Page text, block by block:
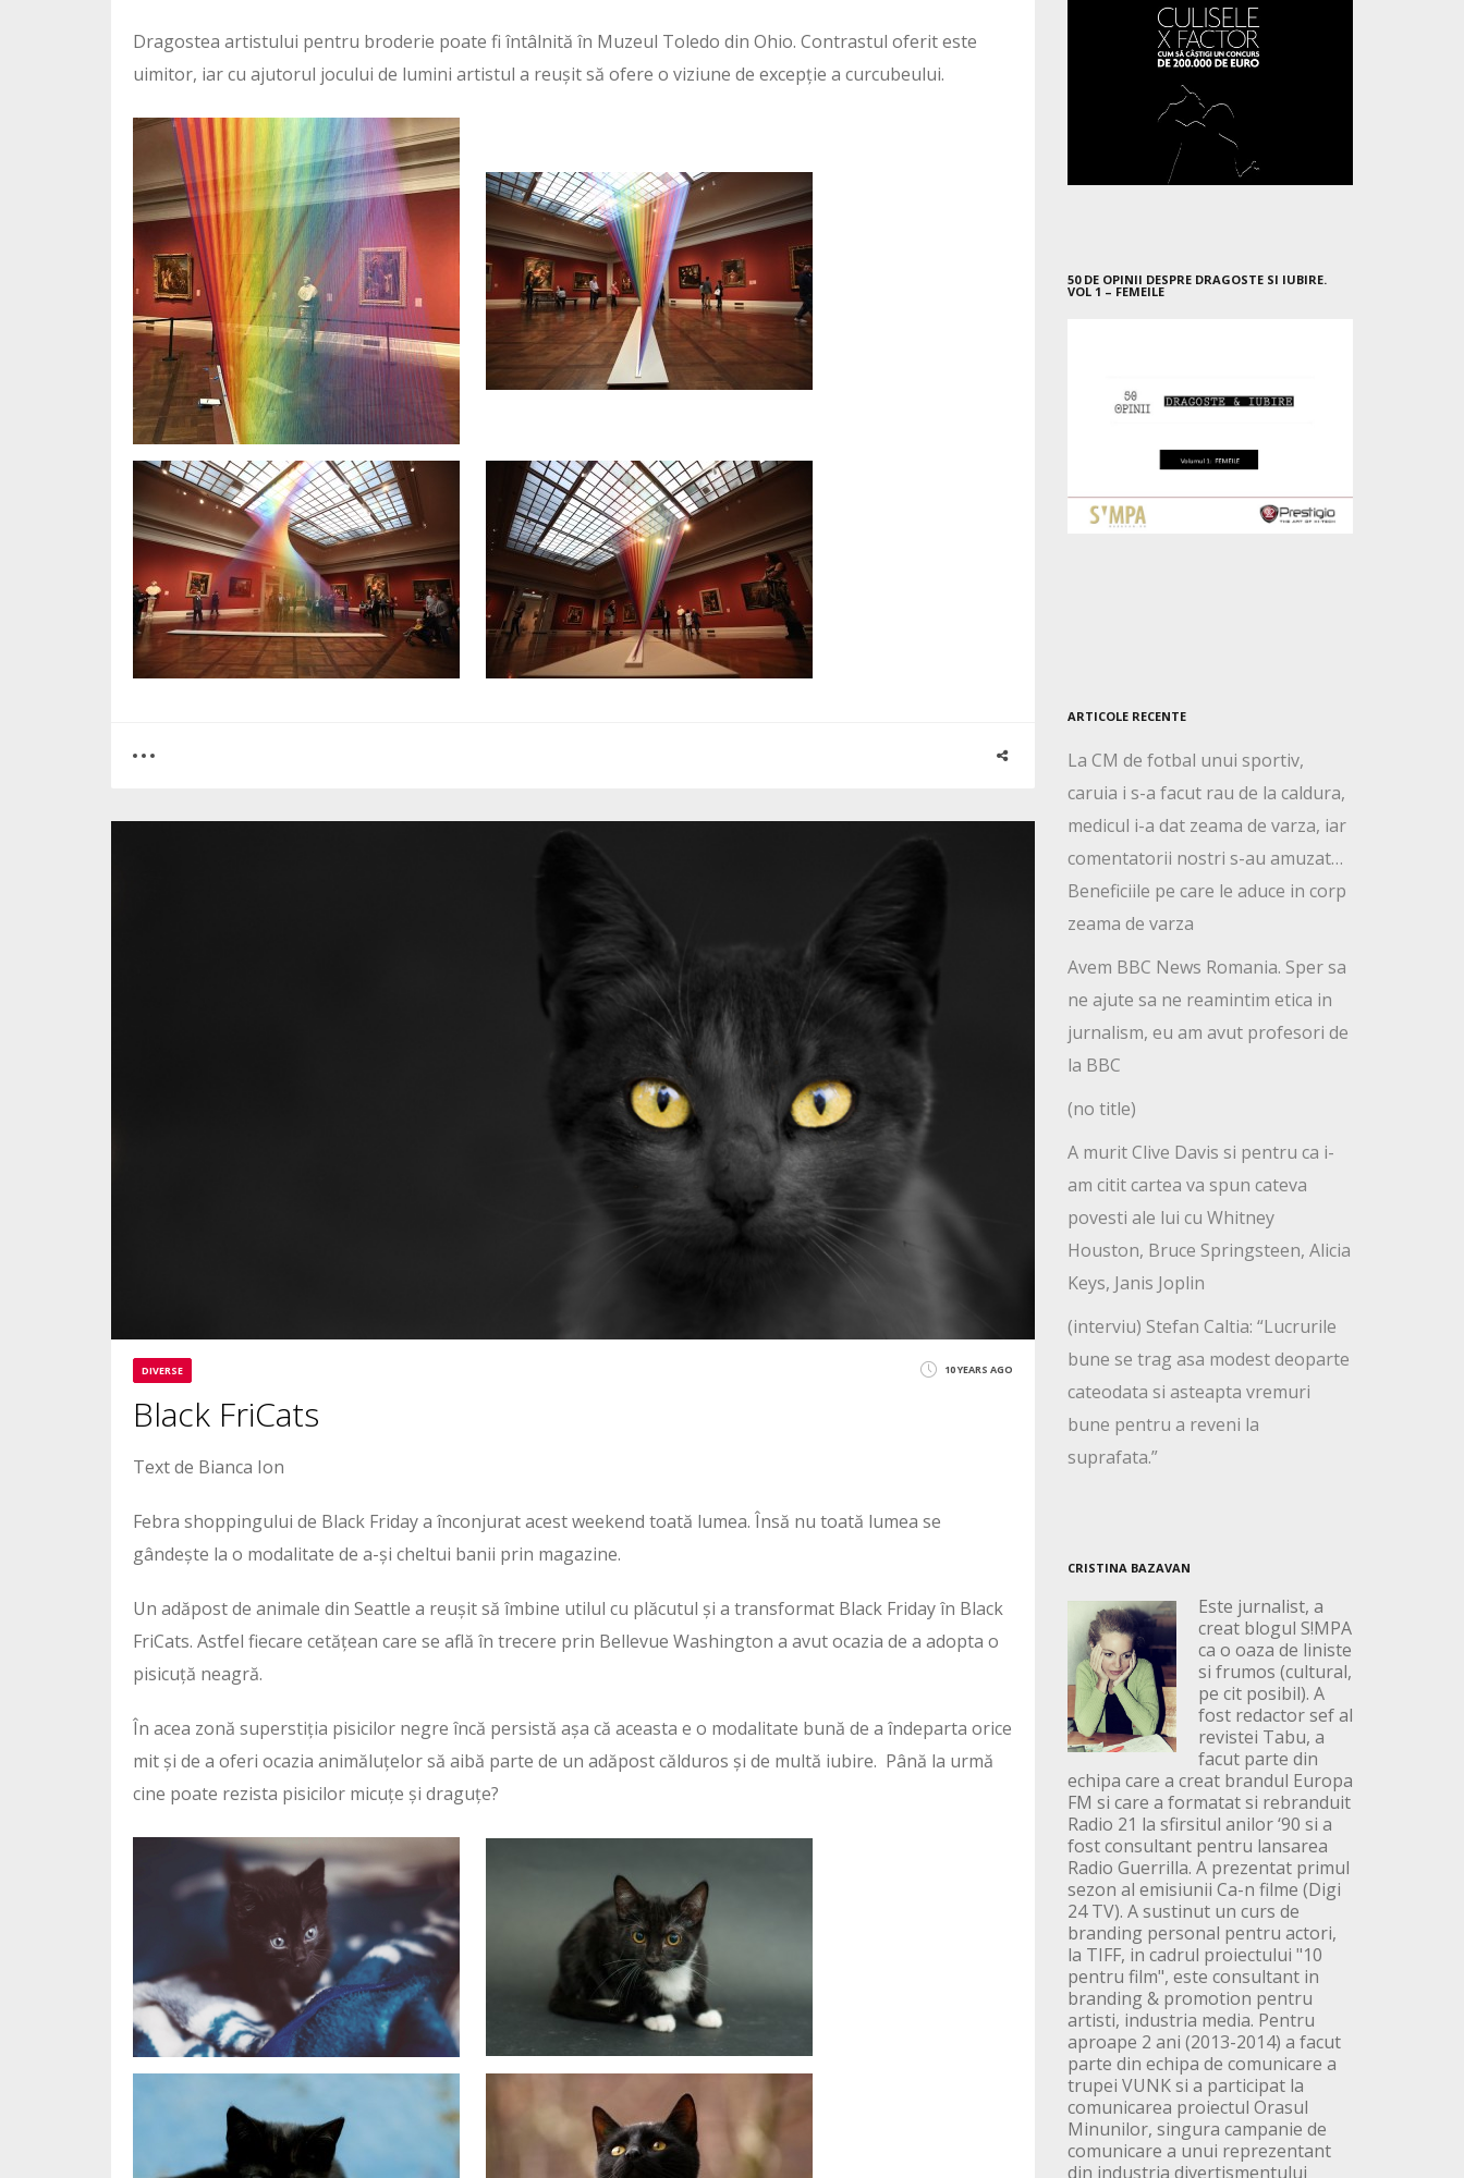
Dragostea artistului pentru broderie poate fi întâlnită în Muzeul Toledo din Ohio. Contrastul oferit este
uimitor, iar cu ajutorul jocului de lumini artistul a reușit să ofere o viziune de excepție a curcubeului.
DIVERSE 10 YEARS AGO
Black FriCats
Text de Bianca Ion
Febra shoppingului de Black Friday a înconjurat acest weekend toată lumea. Însă nu toată lumea se
gândește la o modalitate de a-și cheltui banii prin magazine.
Un adăpost de animale din Seattle a reușit să îmbine utilul cu plăcutul și a transformat Black Friday în Black
FriCats. Astfel fiecare cetățean care se află în trecere prin Bellevue Washington a avut ocazia de a adopta o
pisicuță neagră.
În acea zonă superstiția pisicilor negre încă persistă așa că aceasta e o modalitate bună de a îndeparta orice
mit și de a oferi ocazia animăluțelor să aibă parte de un adăpost călduros și de multă iubire. Până la urmă
cine poate rezista pisicilor micuțe și draguțe?
50 DE OPINII DESPRE DRAGOSTE SI IUBIRE.
VOL 1 – FEMEILE
ARTICOLE RECENTE
La CM de fotbal unui sportiv,
caruia i s-a facut rau de la caldura,
medicul i-a dat zeama de varza, iar
comentatorii nostri s-au amuzat…
Beneficiile pe care le aduce in corp
zeama de varza
Avem BBC News Romania. Sper sa
ne ajute sa ne reamintim etica in
jurnalism, eu am avut profesori de
la BBC
(no title)
A murit Clive Davis si pentru ca i-
am citit cartea va spun cateva
povesti ale lui cu Whitney
Houston, Bruce Springsteen, Alicia
Keys, Janis Joplin
(interviu) Stefan Caltia: “Lucrurile
bune se trag asa modest deoparte
cateodata si asteapta vremuri
bune pentru a reveni la
suprafata.”
CRISTINA BAZAVAN
Este jurnalist, a
creat blogul S!MPA
ca o oaza de liniste
si frumos (cultural,
pe cit posibil). A
fost redactor sef al
revistei Tabu, a
facut parte din
echipa care a creat brandul Europa
FM si care a formatat si rebranduit
Radio 21 la sfirsitul anilor ‘90 si a
fost consultant pentru lansarea
Radio Guerrilla. A prezentat primul
sezon al emisiunii Ca-n filme (Digi
24 TV). A sustinut un curs de
branding personal pentru actori,
la TIFF, in cadrul proiectului "10
pentru film", este consultant in
branding & promotion pentru
artisti, industria media. Pentru
aproape 2 ani (2013-2014) a facut
parte din echipa de comunicare a
trupei VUNK si a participat la
comunicarea proiectul Orasul
Minunilor, singura campanie de
comunicare a unui reprezentant
din industria divertismentului